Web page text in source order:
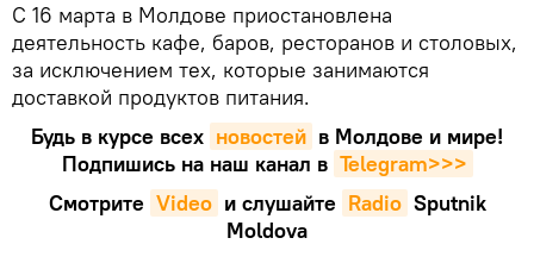
С 16 марта в Молдове приостановлена
деятельность кафе, баров, ресторанов и столовых,
за исключением тех, которые занимаются
доставкой продуктов питания.
Будь в курсе всех новостей в Молдове и мире!
Подпишись на наш канал в Telegram>>>
Смотрите Video и слушайте Radio Sputnik
Moldova